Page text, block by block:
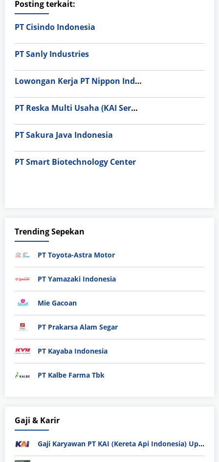
Posting terkait:
PT Cisindo Indonesia
PT Sanly Industries
Lowongan Kerja PT Nippon Indosari Corpindo Tbk. Bulan Agustus 2026
PT Reska Multi Usaha (KAI Services)
PT Sakura Java Indonesia
PT Smart Biotechnology Center
Trending Sepekan
PT Toyota-Astra Motor
PT Yamazaki Indonesia
Mie Gacoan
PT Prakarsa Alam Segar
PT Kayaba Indonesia
PT Kalbe Farma Tbk
Gaji & Karir
Gaji Karyawan PT KAI (Kereta Api Indonesia) Update 2025